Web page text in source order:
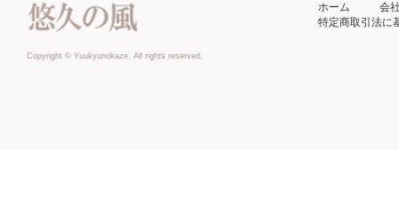
ホーム
会
特定商取引法に
Copyright © Yuukyunokaze. All rights reserved.